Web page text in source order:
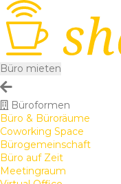
Büro mieten
Büroformen
Büro & Büroräume
Coworking Space
Bürogemeinschaft
Büro auf Zeit
Meetingraum